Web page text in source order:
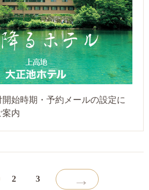
開始時期・予約メールの設定に
案内
2 3 →